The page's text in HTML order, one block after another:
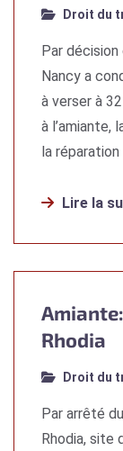
Droit du
Par décision
Nancy a
à verser à
à l’amiante,
la réparation
Lire la
Rhodia
Droit du
Par arrêté
Rhodia, site